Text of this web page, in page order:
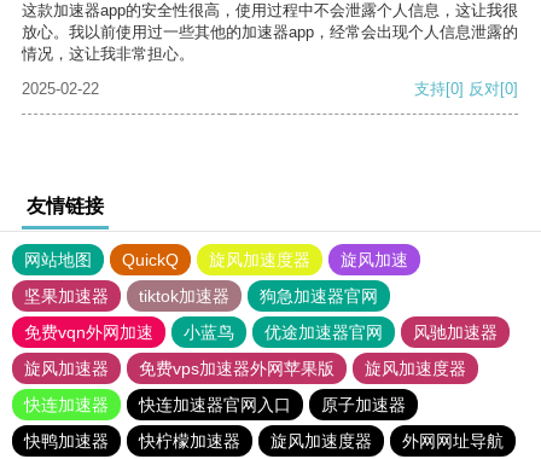
这款加速器app的安全性很高，使用过程中不会泄露个人信息，这让我很
放心。我以前使用过一些其他的加速器app，经常会出现个人信息泄露的
情况，这让我非常担心。
2025-02-22
支持[0] 反对[0]
友情链接
网站地图 QuickQ 旋风加速度器
旋风加速
坚果加速器
tiktok加速器
狗急加速器官网
免费vqn外网加速
小蓝鸟 优途加速器官网
风驰加速器
旋风加速器
免费vps加速器外网苹果版
旋风加速度器
快连加速器
快连加速器官网入口
原子加速器
快鸭加速器
快柠檬加速器 旋风加速度器
外网网址导航